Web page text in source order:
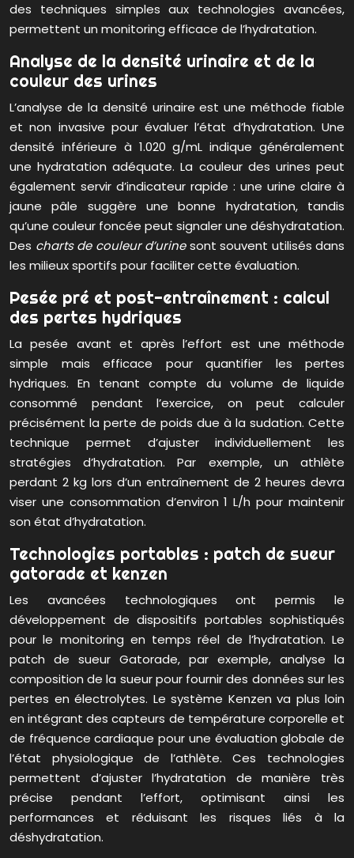
des techniques simples aux technologies avancées,
permettent un monitoring efficace de l’hydratation.
Analyse de la densité urinaire et de la
couleur des urines
L’analyse de la densité urinaire est une méthode fiable
et non invasive pour évaluer l’état d’hydratation. Une
densité inférieure à 1.020 g/mL indique généralement
une hydratation adéquate. La couleur des urines peut
également servir d’indicateur rapide : une urine claire à
jaune pâle suggère une bonne hydratation, tandis
qu’une couleur foncée peut signaler une déshydratation.
Des charts de couleur d’urinesont souvent utilisés dans
les milieux sportifs pour faciliter cette évaluation.
Pesée pré et post-entraînement : calcul
des pertes hydriques
La pesée avant et après l’effort est une méthode
simple mais efficace pour quantifier les pertes
hydriques. En tenant compte du volume de liquide
consommé pendant l’exercice, on peut calculer
précisément la perte de poids due à la sudation. Cette
technique permet d’ajuster individuellement les
stratégies d’hydratation. Par exemple, un athlète
perdant 2 kg lors d’un entraînement de 2 heures devra
viser une consommation d’environ 1 L/h pour maintenir
son état d’hydratation.
Technologies portables : patch de sueur
gatorade et kenzen
Les avancées technologiques ont permis le
développement de dispositifs portables sophistiqués
pour le monitoring en temps réel de l’hydratation. Le
patch de sueur Gatorade, par exemple, analyse la
composition de la sueur pour fournir des données sur les
pertes en électrolytes. Le système Kenzen va plus loin
en intégrant des capteurs de température corporelle et
de fréquence cardiaque pour une évaluation globale de
l’état physiologique de l’athlète. Ces technologies
permettent d’ajuster l’hydratation de manière très
précise pendant l’effort, optimisant ainsi les
performances et réduisant les risques liés à la
déshydratation.